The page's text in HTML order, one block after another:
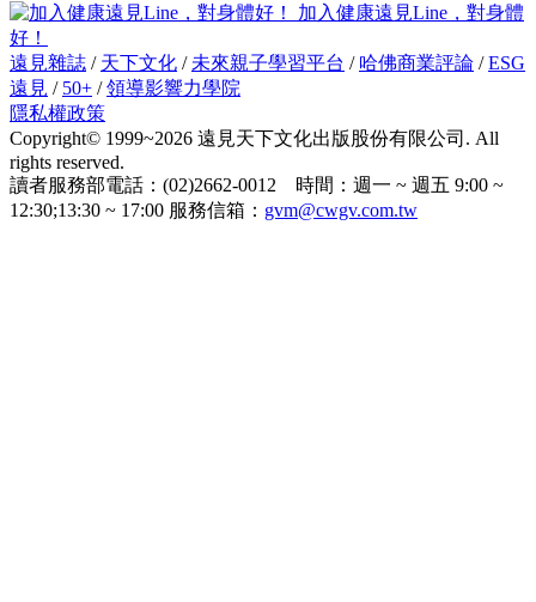
加入健康遠見Line，對身體
好！
遠見雜誌 / 天下文化 / 未來親子學習平台 / 哈佛商業評論 /ESG
遠見 / 50+ /領導影響力學院
隱私權政策
Copyright© 1999~2026 遠見天下文化出版股份有限公司. All
rights reserved.
讀者服務部電話：(02)2662-0012 時間：週一 ~ 週五 9:00 ~
12:30;13:30 ~ 17:00 服務信箱： gvm@cwgv.com.tw